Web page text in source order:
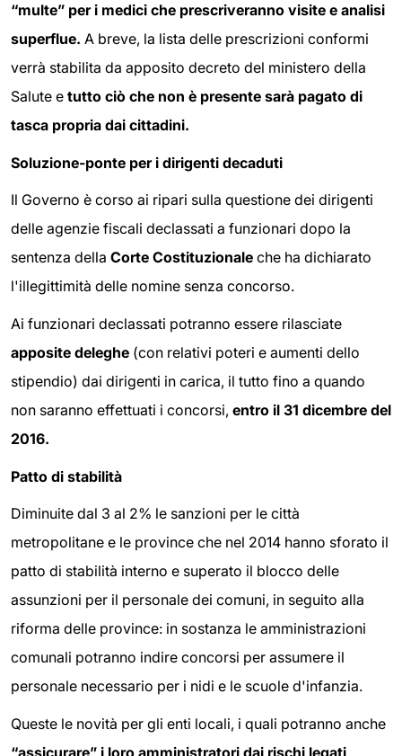
“multe” per i medici che prescriveranno visite e analisi
superflue. A breve, la lista delle prescrizioni conformi
verrà stabilita da apposito decreto del ministero della
Salute e tutto ciò che non è presente sarà pagato di
tasca propria dai cittadini.
Soluzione-ponte per i dirigenti decaduti
Il Governo è corso ai ripari sulla questione dei dirigenti
delle agenzie fiscali declassati a funzionari dopo la
sentenza della Corte Costituzionale che ha dichiarato
l'illegittimità delle nomine senza concorso.
Ai funzionari declassati potranno essere rilasciate
apposite deleghe (con relativi poteri e aumenti dello
stipendio) dai dirigenti in carica, il tutto fino a quando
non saranno effettuati i concorsi, entro il 31 dicembre del
2016.
Patto di stabilità
Diminuite dal 3 al 2% le sanzioni per le città
metropolitane e le province che nel 2014 hanno sforato il
patto di stabilità interno e superato il blocco delle
assunzioni per il personale dei comuni, in seguito alla
riforma delle province: in sostanza le amministrazioni
comunali potranno indire concorsi per assumere il
personale necessario per i nidi e le scuole d'infanzia.
Queste le novità per gli enti locali, i quali potranno anche
“assicurare” i loro amministratori dai rischi legati